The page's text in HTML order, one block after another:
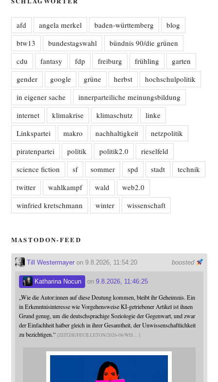
afd angela merkel baden-württemberg
blog
btw13
bundestagswahl
bündnis 90/die grünen
cdu
fantasy fdp freiburg frühling
garten
gender
google grüne herbst
hochschulpolitik
in eigener sache
innerparteiliche meinungsbildung
internet
klimakrise klimaschutz
linke
Linkspartei
makro nachhaltigkeit
netzpolitik
piratenpartei
politik politik2.0
rieselfeld
science fiction
sf sommer spd stadt
technik
twitter
wahlkampf wald
web2.0
winfried kretschmann
winter wissenschaft
MASTODON-FEED
boosted
Till Westermayeron 9.8.2026, 11:54:20
Katharina Nocun on 9.8.2026, 11:46:25
„Wie die Autor:innen auf diese Deutung kommen, bleibt ihr Geheimnis. Ein
in Erkenntnisinteresse wie Vorgehensweise KI-getriebener Artikel ist ihnen
Grund genug, um die deutschsprachige Soziologie der Gegenwart, und zwar
der Einfachheit halber gleich in ihrer Gesamtheit, der Unwissenschaftlichkeit
zu bezichtigen.“ ZEIT.DE/FEUILLETON/2026-08/WIS